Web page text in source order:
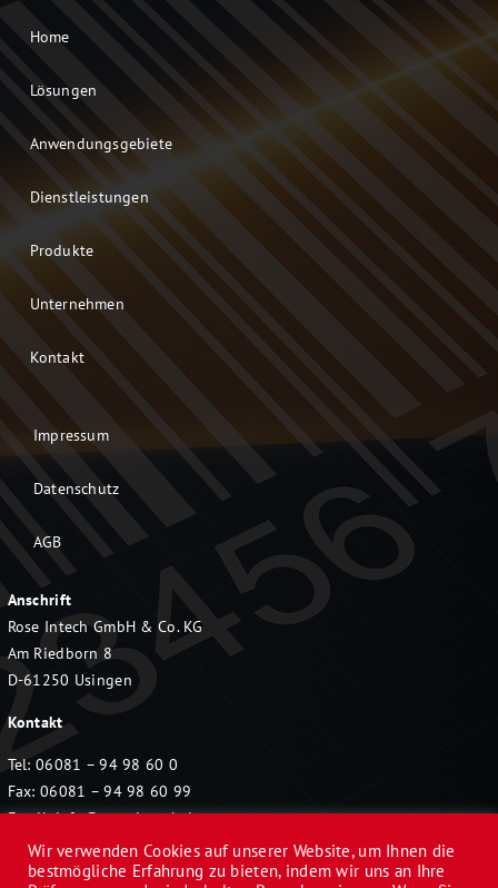
Home
Lösungen
Anwendungsgebiete
Dienstleistungen
Produkte
Unternehmen
Kontakt
Impressum
Datenschutz
AGB
Anschrift
Rose Intech GmbH & Co. KG
Am Riedborn 8
D-61250 Usingen
Kontakt
Tel: 06081 – 94 98 60 0
Fax: 06081 – 94 98 60 99
Email:info@rose-intech.de
Wir verwenden Cookies auf unserer Website, um Ihnen die
bestmögliche Erfahrung zu bieten, indem wir uns an Ihre